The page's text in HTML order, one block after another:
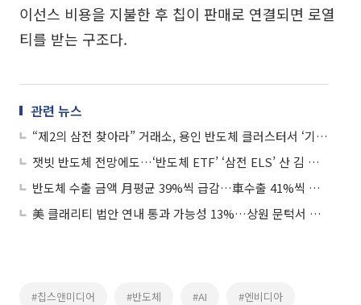
이선스 비용을 지불한 후 칩이 판매로 연결되면 로열
티를 받는 구조다.
관련 뉴스
“제2의 삼전 찾아라” 거래소, 용인 반도체 클러스터서 ‘기술특례 로드쇼’ 개최
잿빗 반도체 전망에도…‘반도체 ETF’ ‘삼전 ELS’ 산 김 대리는 웃는다
반도체 수출 금액 月평균 39%씩 급감…車수출 41%씩 증가
美 클래리티 법안 연내 통과 가능성 13%…상원 문턱서 제동
#칩스앤미디어 #반도체 #AI #엔비디아